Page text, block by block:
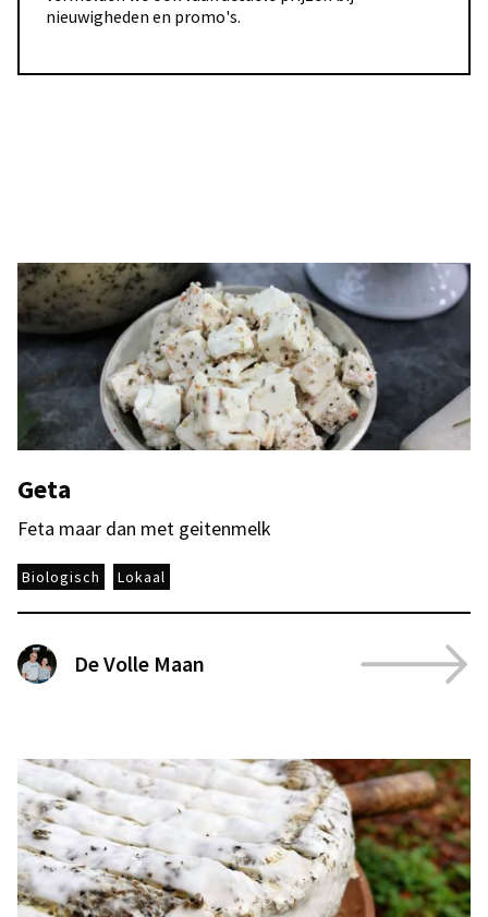
nieuwigheden en promo's.
Geta
Feta maar dan met geitenmelk
Biologisch Lokaal
De Volle Maan